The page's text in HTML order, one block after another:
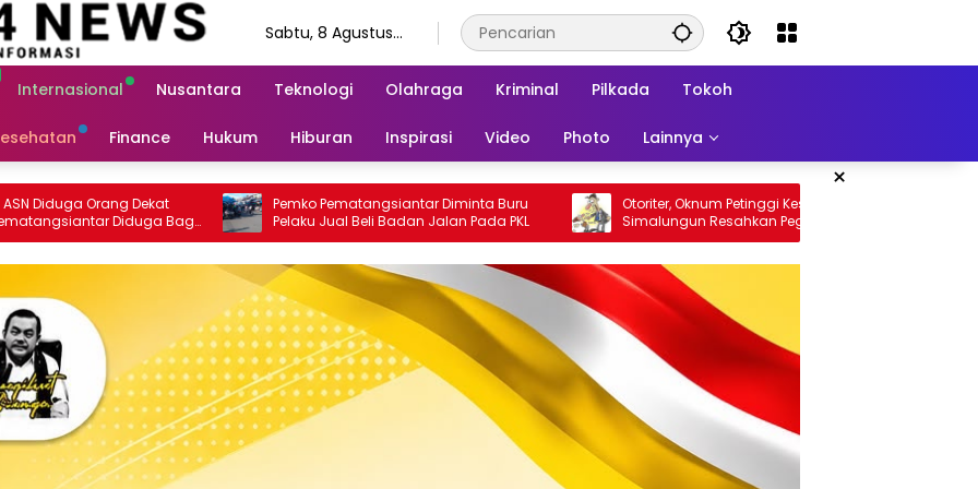
Sabtu, 8 Agustus
Internasional Nusantara Teknologi Olahraga Kriminal Pilkada Tokoh
Finance Hukum Hiburan Inspirasi Video Photo Lainnya
×
Pemko Pematangsiantar Diminta Buru
Pelaku Jual Beli Badan Jalan Pada PKL
Otoriter, Oknum Petinggi Kesbangpol
Simalungun Resahkan Pegawai
Penumpang Bus Meninggal
di Pintu Tol Sinaksak, Polsek Dolok
Nanggar Gerak Cepat Olah TKP